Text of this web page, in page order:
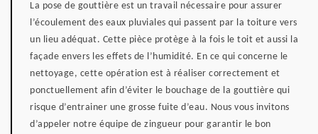
La pose de gouttière est un travail nécessaire pour assurer
l’écoulement des eaux pluviales qui passent par la toiture vers
un lieu adéquat. Cette pièce protège à la fois le toit et aussi la
façade envers les effets de l’humidité. En ce qui concerne le
nettoyage, cette opération est à réaliser correctement et
ponctuellement afin d’éviter le bouchage de la gouttière qui
risque d’entrainer une grosse fuite d’eau. Nous vous invitons
d’appeler notre équipe de zingueur pour garantir le bon